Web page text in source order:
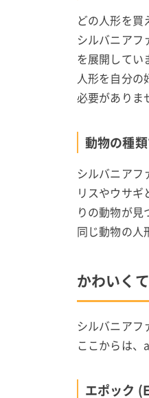
どの人形を買
シルバニアフ
を展開してい
人形を自分の
必要がありま
動物の種
シルバニアフ
リスやウサ
りの動物が見
同じ動物の人
かわいく
シルバニアフ
ここからは、
エポック